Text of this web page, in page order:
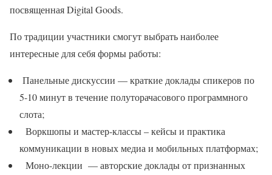
посвященная Digital Goods.
По традиции участники смогут выбрать наиболее
интересные для себя формы работы:
Панельные дискуссии — краткие доклады спикеров по
5-10 минут в течение полуторачасового программного
слота;
Воркшопы и мастер-классы – кейсы и практика
коммуникации в новых медиа и мобильных платформах;
Моно-лекции — авторские доклады от признанных